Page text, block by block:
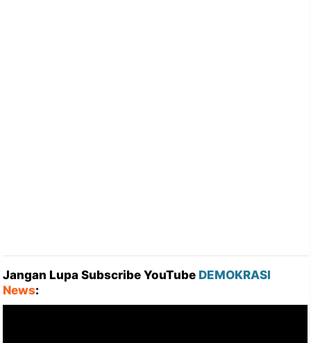
Jangan Lupa Subscribe YouTube DEMOKRASI
News: